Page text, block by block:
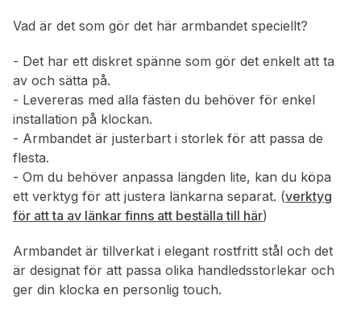
Vad är det som gör det här armbandet speciellt?
- Det har ett diskret spänne som gör det enkelt att ta
av och sätta på.
- Levereras med alla fästen du behöver för enkel
installation på klockan.
- Armbandet är justerbart i storlek för att passa de
flesta.
- Om du behöver anpassa längden lite, kan du köpa
ett verktyg för att justera länkarna separat. (verktyg
för att ta av länkar finns att beställa till här)
Armbandet är tillverkat i elegant rostfritt stål och det
är designat för att passa olika handledsstorlekar och
ger din klocka en personlig touch.